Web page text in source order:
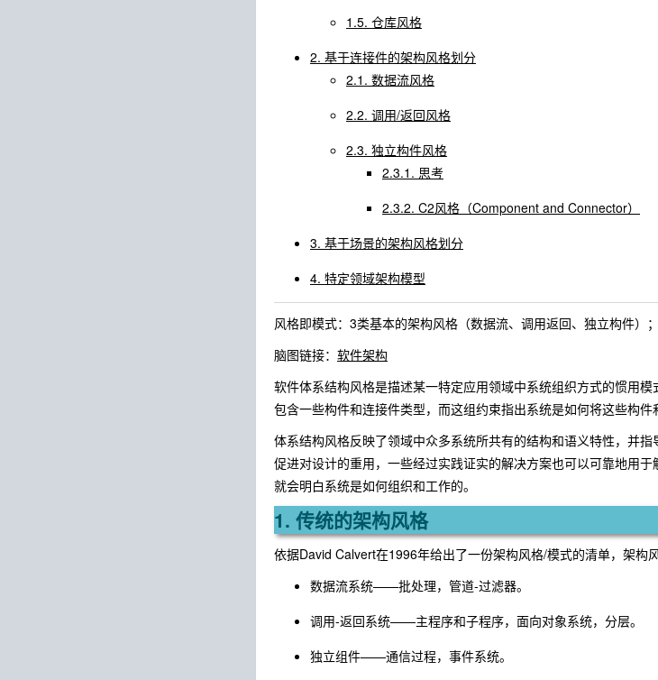
1.5. 仓库风格
2. 基于连接件的架构风格划分
2.1. 数据流风格
2.2. 调用/返回风格
2.3. 独立构件风格
2.3.1. 思考
2.3.2. C2风格（Component and Connector）
3. 基于场景的架构风格划分
4. 特定领域架构模型
风格即模式：3类基本的架构风格（数据流、调用返回、独立构件）
脑图链接： 软件架构
软件体系结构风格是描述某一特定应用领域中系统组织方式的惯用
包含一些构件和连接件类型，而这组约束指出系统是如何将这些构
体系结构风格反映了领域中众多系统所共有的结构和语义特性，并
促进对设计的重用，一些经过实践证实的解决方案也可以可靠地用
就会明白系统是如何组织和工作的。
1. 传统的架构风格
依据David Calvert在1996年给出了一份架构风格/模式的清单，架构风
数据流系统——批处理，管道-过滤器。
调用-返回系统——主程序和子程序，面向对象系统，分层。
独立组件——通信过程，事件系统。